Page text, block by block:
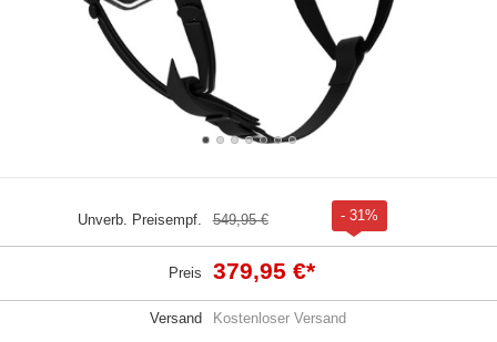
Unverb. Preisempf. 549,95 € - 31%
Preis 379,95 €*
Versand Kostenloser Versand